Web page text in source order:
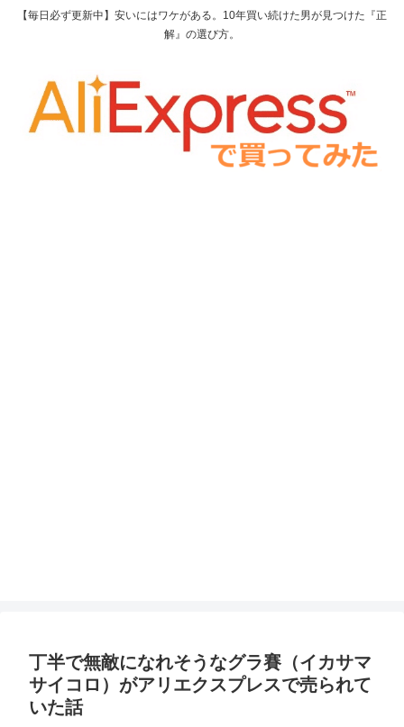
【毎日必ず更新中】安いにはワケがある。10年買い続けた男が見つけた『正
解』の選び方。
丁半で無敵になれそうなグラ賽（イカサマ
サイコロ）がアリエクスプレスで売られて
いた話